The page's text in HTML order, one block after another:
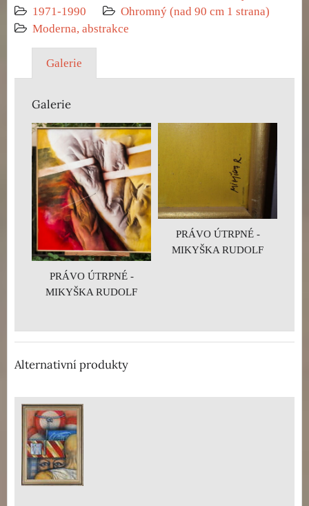
1971-1990
Ohromný (nad 90 cm 1 strana)
Moderna, abstrakce
Galerie
Galerie
PRÁVO ÚTRPNÉ -
MIKYŠKA RUDOLF
PRÁVO ÚTRPNÉ -
MIKYŠKA RUDOLF
Alternativní produkty